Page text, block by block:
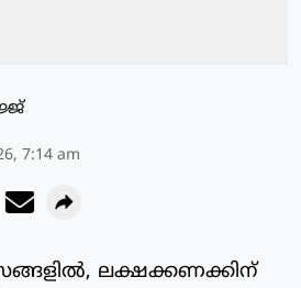
7:14 am
ലക്ഷക്കണക്കിന്